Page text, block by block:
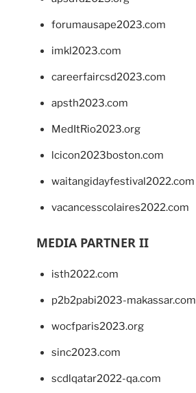
forumausape2023.com
imkl2023.com
careerfaircsd2023.com
apsth2023.com
MedItRio2023.org
lcicon2023boston.com
waitangidayfestival2022.com
vacancesscolaires2022.com
MEDIA PARTNER II
isth2022.com
p2b2pabi2023-makassar.com
wocfparis2023.org
sinc2023.com
scdlqatar2022-qa.com